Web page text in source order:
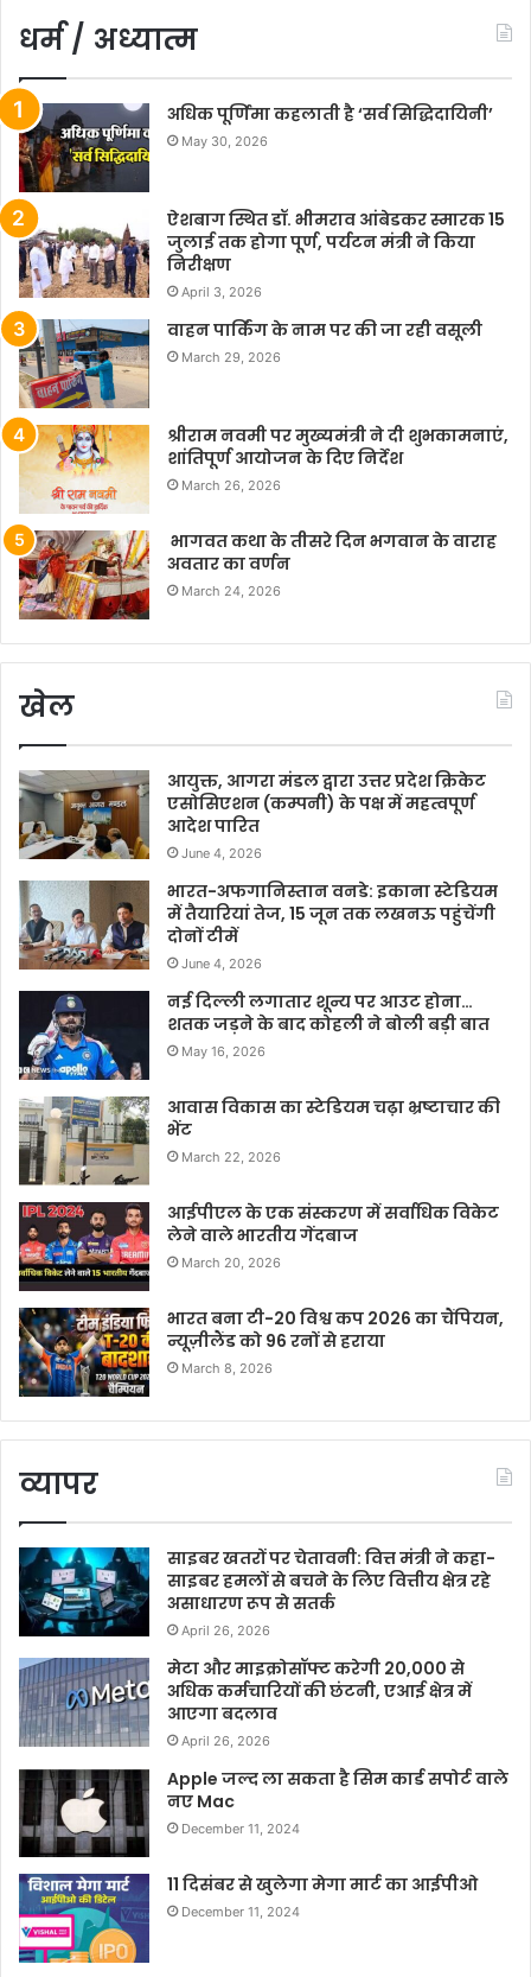
धर्म / अध्यात्म
अधिक पूर्णिमा कहलाती है ‘सर्व सिद्धिदायिनी’
May 30, 2026
ऐशबाग स्थित डॉ. भीमराव आंबेडकर स्मारक 15
जुलाई तक होगा पूर्ण, पर्यटन मंत्री ने किया
निरीक्षण
April 3, 2026
वाहन पार्किंग के नाम पर की जा रही वसूली
March 29, 2026
श्रीराम नवमी पर मुख्यमंत्री ने दी शुभकामनाएं,
शांतिपूर्ण आयोजन के दिए निर्देश
March 26, 2026
भागवत कथा के तीसरे दिन भगवान के वाराह
अवतार का वर्णन
March 24, 2026
खेल
आयुक्त, आगरा मंडल द्वारा उत्तर प्रदेश क्रिकेट
एसोसिएशन (कम्पनी) के पक्ष में महत्वपूर्ण
आदेश पारित
June 4, 2026
भारत-अफगानिस्तान वनडे: इकाना स्टेडियम
में तैयारियां तेज, 15 जून तक लखनऊ पहुंचेंगी
दोनों टीमें
June 4, 2026
नई दिल्ली लगातार शून्य पर आउट होना…
शतक जड़ने के बाद कोहली ने बोली बड़ी बात
May 16, 2026
आवास विकास का स्टेडियम चढ़ा भ्रष्टाचार की
भेंट
March 22, 2026
आईपीएल के एक संस्करण में सर्वाधिक विकेट
लेने वाले भारतीय गेंदबाज
March 20, 2026
भारत बना टी-20 विश्व कप 2026 का चैंपियन,
न्यूज़ीलैंड को 96 रनों से हराया
March 8, 2026
व्यापर
साइबर खतरों पर चेतावनी: वित्त मंत्री ने कहा-
साइबर हमलों से बचने के लिए वित्तीय क्षेत्र रहे
असाधारण रूप से सतर्क
April 26, 2026
मेटा और माइक्रोसॉफ्ट करेगी 20,000 से
अधिक कर्मचारियों की छंटनी, एआई क्षेत्र में
आएगा बदलाव
April 26, 2026
Apple जल्द ला सकता है सिम कार्ड सपोर्ट वाले
नए Mac
December 11, 2024
11 दिसंबर से खुलेगा मेगा मार्ट का आईपीओ
December 11, 2024